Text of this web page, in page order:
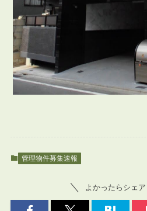
管理物件募集速報
よかったらシェア